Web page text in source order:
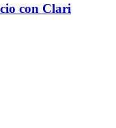
con Clari